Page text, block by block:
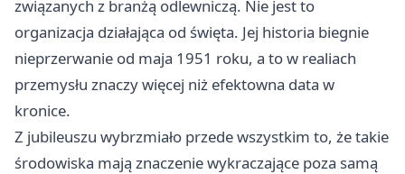
związanych z branżą odlewniczą. Nie jest to
organizacja działająca od święta. Jej historia biegnie
nieprzerwanie od maja 1951 roku, a to w realiach
przemysłu znaczy więcej niż efektowna data w
kronice.
Z jubileuszu wybrzmiało przede wszystkim to, że takie
środowiska mają znaczenie wykraczające poza samą